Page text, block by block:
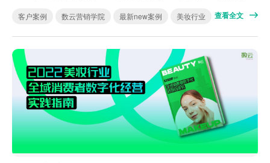
客户案例 数云营销学院 最新new案例 美妆行业 查看全文